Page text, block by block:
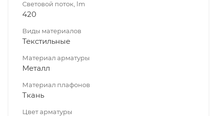
Световой поток, lm
420
Виды материалов
Текстильные
Материал арматуры
Металл
Материал плафонов
Ткань
Цвет арматуры